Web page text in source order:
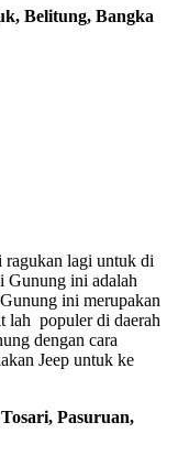
Belitung, Bangka
ragukan lagi untuk di
Gunung ini adalah
ini merupakan
lah populer di daerah
dengan cara
Jeep untuk ke
Pasuruan,